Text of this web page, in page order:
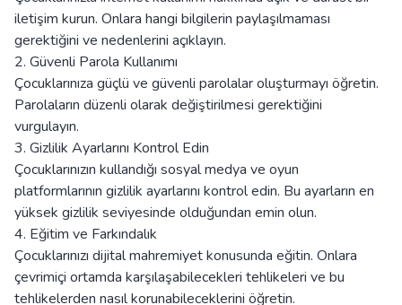
iletişim kurun. Onlara hangi bilgilerin paylaşılmaması
gerektiğini ve nedenlerini açıklayın.
2. Güvenli Parola Kullanımı
Çocuklarınıza güçlü ve güvenli parolalar oluşturmayı öğretin.
Parolaların düzenli olarak değiştirilmesi gerektiğini
vurgulayın.
3. Gizlilik Ayarlarını Kontrol Edin
Çocuklarınızın kullandığı sosyal medya ve oyun
platformlarının gizlilik ayarlarını kontrol edin. Bu ayarların en
yüksek gizlilik seviyesinde olduğundan emin olun.
4. Eğitim ve Farkındalık
Çocuklarınızı dijital mahremiyet konusunda eğitin. Onlara
çevrimiçi ortamda karşılaşabilecekleri tehlikeleri ve bu
tehlikelerden nasıl korunabileceklerini öğretin.